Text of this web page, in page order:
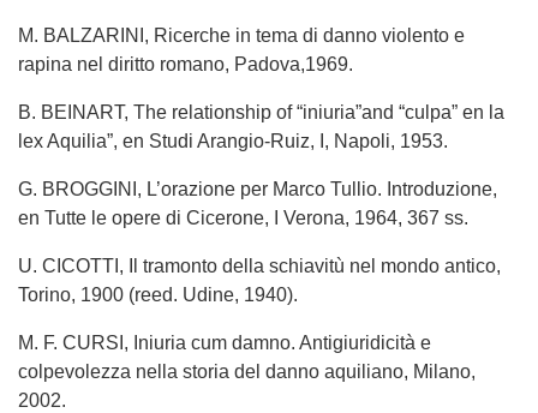
M. BALZARINI, Ricerche in tema di danno violento e
rapina nel diritto romano, Padova,1969.
B. BEINART, The relationship of “iniuria”and “culpa” en la
lex Aquilia”, en Studi Arangio-Ruiz, I, Napoli, 1953.
G. BROGGINI, L’orazione per Marco Tullio. Introduzione,
en Tutte le opere di Cicerone, I Verona, 1964, 367 ss.
U. CICOTTI, Il tramonto della schiavitù nel mondo antico,
Torino, 1900 (reed. Udine, 1940).
M. F. CURSI, Iniuria cum damno. Antigiuridicità e
colpevolezza nella storia del danno aquiliano, Milano,
2002.